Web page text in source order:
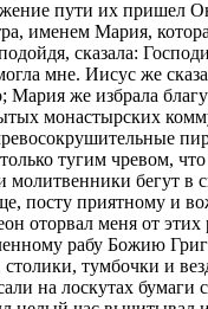
пути их пришел Он
именем Мария,
сказала:
мне. Иисус же
Мария же избрала
монастырских
тугим чревом,
молитвенники бегут в
посту приятному и
оторвал меня от этих
рабу Божию
столики, тумбочки и
на лоскутах